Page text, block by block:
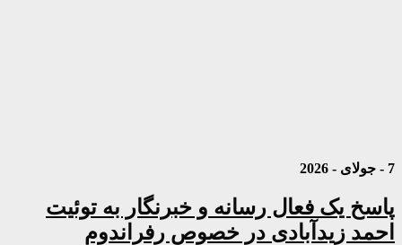
7 - جولای - 2026
پاسخ یک فعال رسانه و خبرنگار به توئیت
احمد زیدآبادی در خصوص رفراندوم